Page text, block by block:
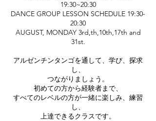
19:30~20:30
DANCE GROUP LESSON SCHEDULE 19:30-
20:30
AUGUST, MONDAY 3rd,th,10th,17th and
31st.
アルゼンチンタンゴを通して、学び、探求
し、
つながりましょう。
初めての方から経験者まで、
すべてのレベルの方が一緒に楽しみ、練習
し、
上達できるクラスです。